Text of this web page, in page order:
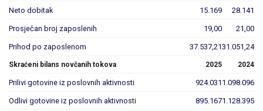
Neto dobitak 15.169 28.141
Prosječan broj zaposlenih 19,00 21,00
Prihod po zaposlenom 37.537,2131.051,24
Skraćeni bilans novčanih tokova 2025 2024
Prilivi gotovine iz poslovnih aktivnosti 924.031 1.098.096
Odlivi gotovine iz poslovnih aktivnosti 895.1671.128.395